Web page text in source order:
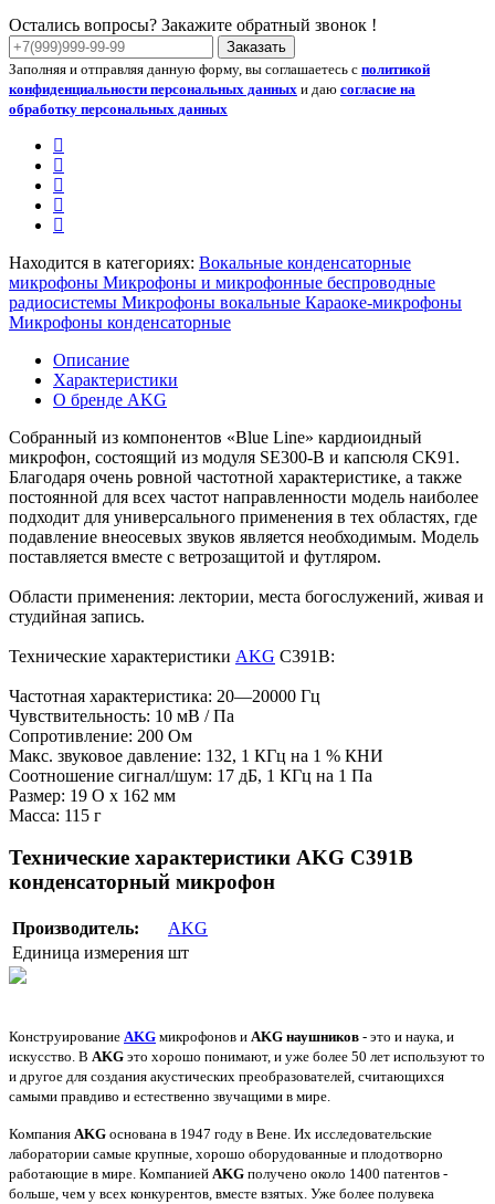
Остались вопросы? Закажите обратный звонок !
Заказать
Заполняя и отправляя данную форму, вы соглашаетесь с политикой
конфиденциальности персональных данных и даю согласие на
обработку персональных данных
Находится в категориях: Вокальные конденсаторные
микрофоны Микрофоны и микрофонные беспроводные
радиосистемы Микрофоны вокальные Караоке-микрофоны
Микрофоны конденсаторные
Описание
Характеристики
О бренде AKG
Собранный из компонентов «Blue Line» кардиоидный
микрофон, состоящий из модуля SE300-B и капсюля CK91.
Благодаря очень ровной частотной характеристике, а также
постоянной для всех частот направленности модель наиболее
подходит для универсального применения в тех областях, где
подавление внеосевых звуков является необходимым. Модель
поставляется вместе с ветрозащитой и футляром.
Области применения: лектории, места богослужений, живая и
студийная запись.
Технические характеристики AKG C391B:
Частотная характеристика: 20—20000 Гц
Чувствительность: 10 мВ / Па
Сопротивление: 200 Ом
Макс. звуковое давление: 132, 1 КГц на 1 % КНИ
Соотношение сигнал/шум: 17 дБ, 1 КГц на 1 Па
Размер: 19 O х 162 мм
Масса: 115 г
Технические характеристики AKG C391B
конденсаторный микрофон
Производитель:
AKG
Единица измерения шт
Конструирование AKG микрофонов и AKG наушников - это и наука, и
искусство. В AKG это хорошо понимают, и уже более 50 лет используют то
и другое для создания акустических преобразователей, считающихся
самыми правдиво и естественно звучащими в мире.
Компания AKG основана в 1947 году в Вене. Их исследовательские
лаборатории самые крупные, хорошо оборудованные и плодотворно
работающие в мире. Компанией AKG получено около 1400 патентов -
больше, чем у всех конкурентов, вместе взятых. Уже более полувека